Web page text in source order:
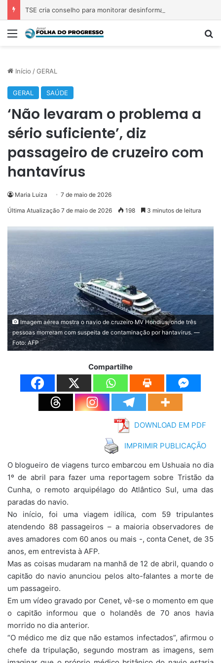
Menu
Início /GERAL
GERAL SAÚDE
‘Não levaram o problema a
sério suficiente’, diz
passageiro de cruzeiro com
hantavírus
Maria Luiza 7 de maio de 2026
Última Atualização 7 de maio de 2026 198 3 minutos de leitura
Imagem aérea mostra o navio de cruzeiro MV Hondius, onde três
pessoas morreram com suspeita de contaminação por hantavirus. —
Foto: AFP
Compartilhe
DOWNLOAD EM PDF
IMPRIMIR PUBLICAÇÃO
O blogueiro de viagens turco embarcou em Ushuaia no dia
1º de abril para fazer uma reportagem sobre Tristão da
Cunha, o remoto arquipélago do Atlântico Sul, uma das
paradas do navio.
No início, foi uma viagem idílica, com 59 tripulantes
atendendo 88 passageiros – a maioria observadores de
aves amadores com 60 anos ou mais -, conta Cenet, de 35
anos, em entrevista à AFP.
Mas as coisas mudaram na manhã de 12 de abril, quando o
capitão do navio anunciou pelos alto-falantes a morte de
um passageiro.
Em um vídeo gravado por Cenet, vê-se o momento em que
o capitão informou que o holandês de 70 anos havia
morrido no dia anterior.
“O médico me diz que não estamos infectados”, afirmou o
chefe da tripulação, segundo mostram as imagens, sem